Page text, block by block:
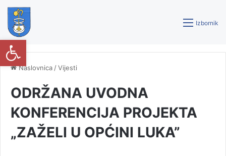
Izbornik
Naslovnica /Vijesti
ODRŽANA UVODNA
KONFERENCIJA PROJEKTA
„ZAŽELI U OPĆINI LUKA”
Open toolbar